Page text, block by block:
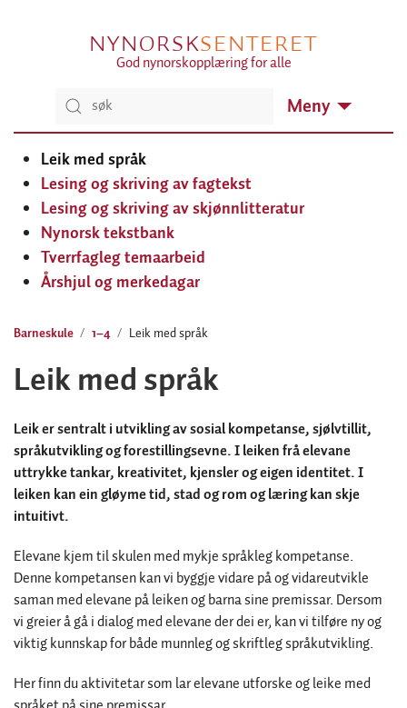
NYNORSKSENTERET
God nynorskopplæring for alle
Meny
Leik med språk
Lesing og skriving av fagtekst
Lesing og skriving av skjønnlitteratur
Nynorsk tekstbank
Tverrfagleg temaarbeid
Årshjul og merkedagar
Barneskule 1–4 Leik med språk
Leik med språk
Leik er sentralt i utvikling av sosial kompetanse, sjølvtillit,
språkutvikling og forestillingsevne. I leiken frå elevane
uttrykke tankar, kreativitet, kjensler og eigen identitet. I
leiken kan ein gløyme tid, stad og rom og læring kan skje
intuitivt.
Elevane kjem til skulen med mykje språkleg kompetanse.
Denne kompetansen kan vi byggje vidare på og vidareutvikle
saman med elevane på leiken og barna sine premissar. Dersom
vi greier å gå i dialog med elevane der dei er, kan vi tilføre ny og
viktig kunnskap for både munnleg og skriftleg språkutvikling.
Her finn du aktivitetar som lar elevane utforske og leike med